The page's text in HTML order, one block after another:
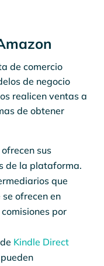
de comercio
de negocio
realicen ventas a
de obtener
sus
de la plataforma.
que
ofrecen en
por
Kindle Direct